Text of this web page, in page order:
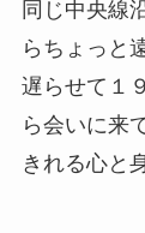
同じ中央線
らちょっと
遅らせて１
ら会いに来
きれる心と